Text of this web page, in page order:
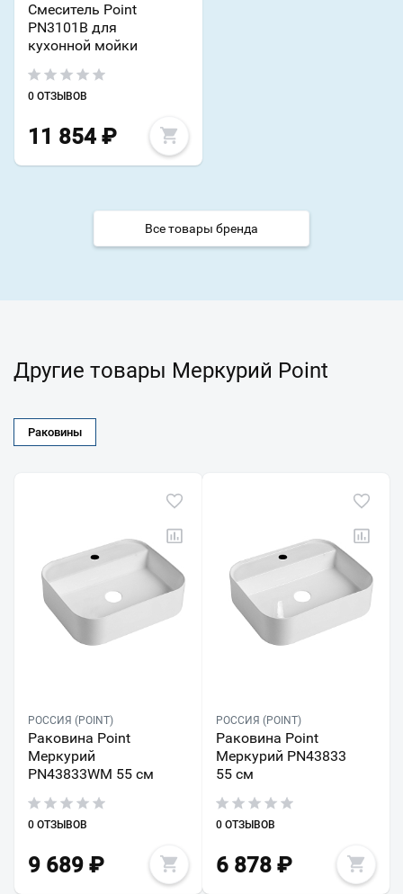
Смеситель Point
PN3101B для
кухонной мойки
0 ОТЗЫВОВ
11 854 ₽
Все товары бренда
Другие товары Меркурий Point
Раковины
РОССИЯ (POINT)
Раковина Point
Меркурий
PN43833WM 55 см
0 ОТЗЫВОВ
9 689 ₽
РОССИЯ (POINT)
Раковина Point
Меркурий PN43833
55 см
0 ОТЗЫВОВ
6 878₽